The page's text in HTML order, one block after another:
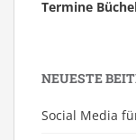
Termine
NEUESTE
Social Media